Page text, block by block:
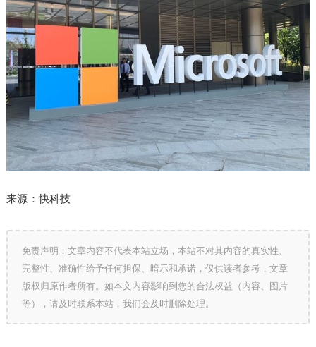
来源：快科技
免责声明：文章内容不代表本站立场，本站不对其内容的真实性、
完整性、准确性给予任何担保、暗示和承诺，仅供读者参考，文章
版权归原作者所有。如本文内容影响到您的合法权益（内容、图片
等），请及时联系本站，我们会及时删除处理。